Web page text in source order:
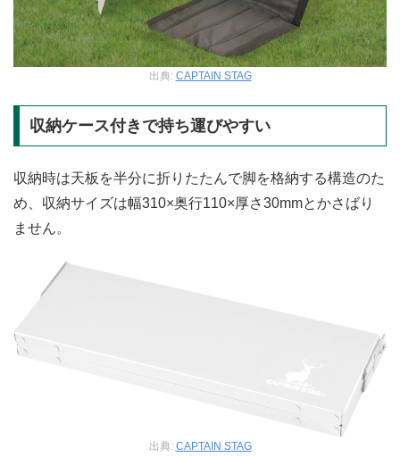
出典: CAPTAIN STAG
収納ケース付きで持ち運びやすい
収納時は天板を半分に折りたたんで脚を格納する構造のた
め、収納サイズは幅310×奥行110×厚さ30mmとかさばり
ません。
出典: CAPTAIN STAG